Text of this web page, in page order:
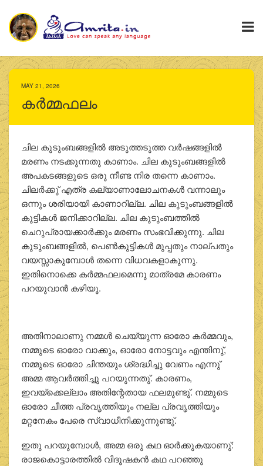
MAY 21, 2026
കര്‍മ്മഫലം
ചില കുടുംബങ്ങളില്‍ അടുത്തടുത്ത വര്‍ഷങ്ങളില്‍
മരണം നടക്കുന്നതു കാണാം. ചില കുടുംബങ്ങളില്‍
അപകടങ്ങളുടെ ഒരു നീണ്ട നിര തന്നെ കാണാം.
ചിലര്‍ക്കു് എത്ര കല്യാണാലോചനകള്‍ വന്നാലും
ഒന്നും ശരിയായി കാണാറില്ല. ചില കുടുംബങ്ങളില്‍
കുട്ടികള്‍ ജനിക്കാറില്ല. ചില കുടുംബത്തില്‍
ചെറുപ്രായക്കാര്‍ക്കും മരണം സംഭവിക്കുന്നു. ചില
കുടുംബങ്ങളില്‍, പെണ്‍കുട്ടികള്‍ മുപ്പതും നാല്പതും
വയസ്സാകുമ്പോള്‍ തന്നെ വിധവകളാകുന്നു.
ഇതിനൊക്കെ കര്‍മ്മഫലമെന്നു മാത്രമേ കാരണം
പറയുവാന്‍ കഴിയൂ.
അതിനാലാണു നമ്മള്‍ ചെയ്യുന്ന ഓരോ കര്‍മ്മവും,
നമ്മുടെ ഓരോ വാക്കും, ഓരോ നോട്ടവും എന്തിനു്,
നമ്മുടെ ഓരോ ചിന്തയും ശ്രദ്ധിച്ചു വേണം എന്നു്
അമ്മ ആവര്‍ത്തിച്ചു പറയുന്നതു്. കാരണം,
ഇവയ്‌ക്കെല്ലാം അതിന്റേതായ ഫലമുണ്ടു്. നമ്മുടെ
ഓരോ ചീത്ത പ്രവൃത്തിയും നല്ല പ്രവൃത്തിയും
മറ്റനേകം പേരെ സ്വാധീനിക്കുന്നുണ്ടു്.
ഇതു പറയുമ്പോള്‍, അമ്മ ഒരു കഥ ഓര്‍ക്കുകയാണു്:
രാജകൊട്ടാരത്തില്‍ വിദൂഷകന്‍ കഥ പറഞ്ഞു